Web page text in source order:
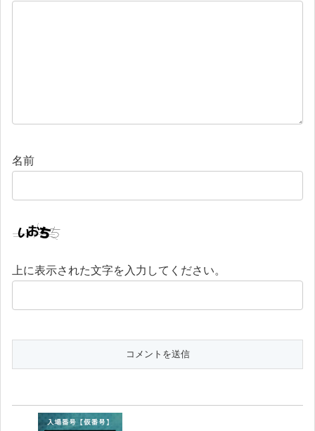
名前
上に表示された文字を入力してください。